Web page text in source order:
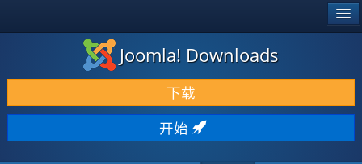
下载 & 扩展
发现 & 学习
社区 & 支持
Joomla! Downloads
下载
开始